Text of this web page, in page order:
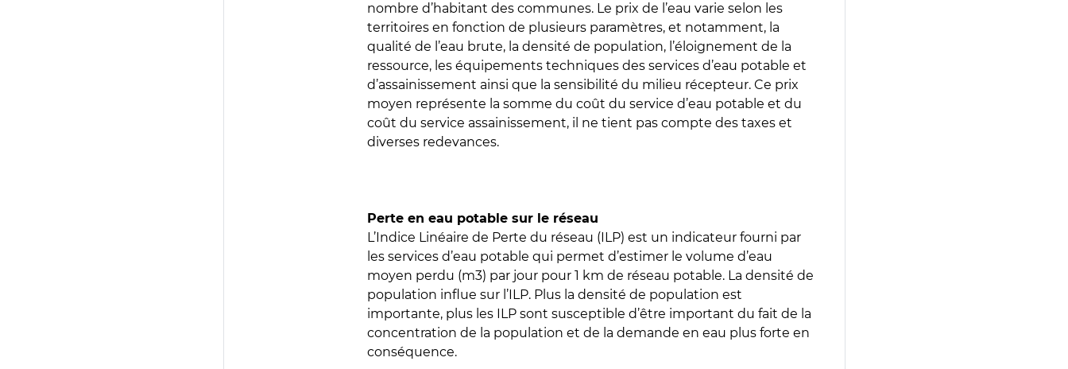
nombre d’habitant des communes. Le prix de l’eau varie selon les
territoires en fonction de plusieurs paramètres, et notamment, la
qualité de l’eau brute, la densité de population, l’éloignement de la
ressource, les équipements techniques des services d’eau potable et
d’assainissement ainsi que la sensibilité du milieu récepteur. Ce prix
moyen représente la somme du coût du service d’eau potable et du
coût du service assainissement, il ne tient pas compte des taxes et
diverses redevances.
Perte en eau potable sur le réseau
L’Indice Linéaire de Perte du réseau (ILP) est un indicateur fourni par
les services d’eau potable qui permet d’estimer le volume d’eau
moyen perdu (m3) par jour pour 1 km de réseau potable. La densité de
population influe sur l’ILP. Plus la densité de population est
importante, plus les ILP sont susceptible d’être important du fait de la
concentration de la population et de la demande en eau plus forte en
conséquence.